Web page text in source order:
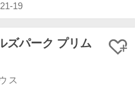
19
ズパーク プリム
ス